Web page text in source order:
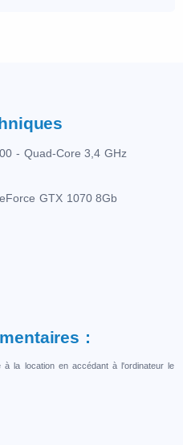
- Quad-Core 3,4 GHz
GTX 1070 8Gb
:
à la location en accédant à l'ordinateur le